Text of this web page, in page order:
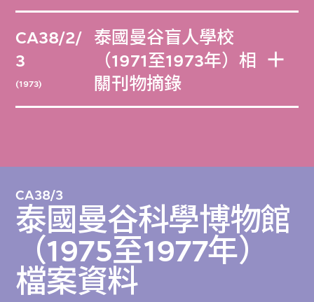
CA38/2/
3
(1973)
泰國曼谷盲人學校
（1971至1973年）相
關刊物摘錄
CA38/3
泰國曼谷科學博物館
（1975至1977年）
檔案資料